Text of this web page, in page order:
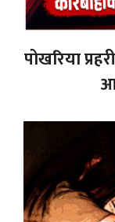
पोखरिया